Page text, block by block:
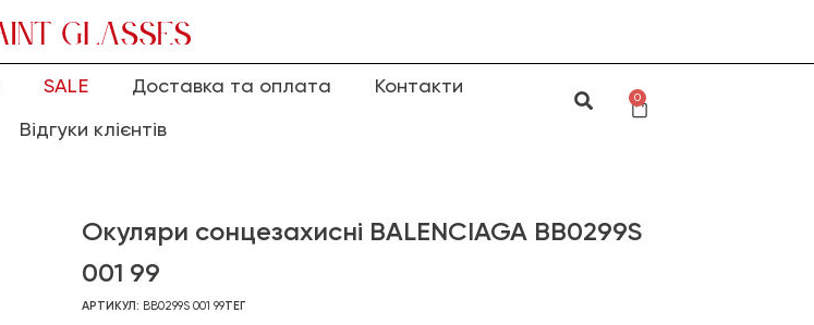
SALE Доставка та оплата
Контакти
Відгуки клієнтів
0
Окуляри сонцезахисні BALENCIAGA BB0299S
001 99
АРТИКУЛ: BB0299S 001 99ТЕГ